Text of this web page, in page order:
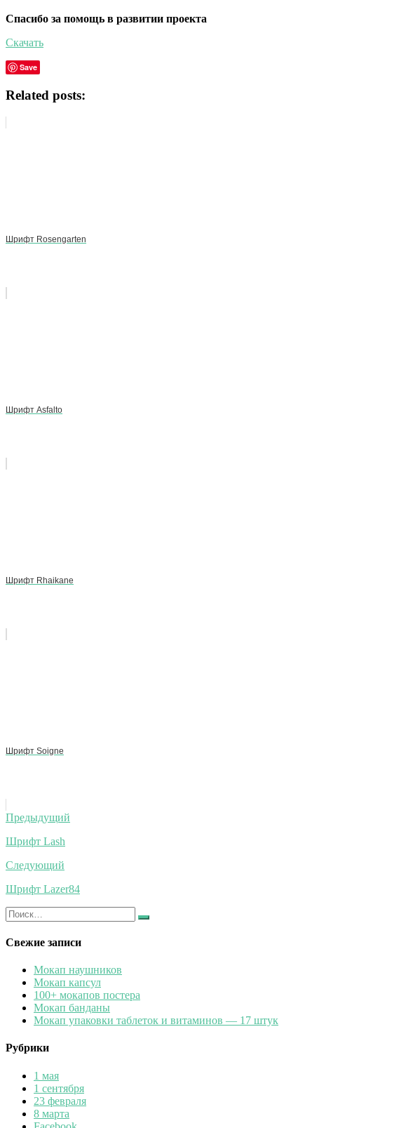
Спасибо за помощь в развитии проекта
Скачать
Save
Related posts:
Шрифт Rosengarten
Шрифт Asfalto
Шрифт Rhaikane
Шрифт Soigne
Навигация
по
записям
Предыдущий
Шрифт Lash
Следующий
Шрифт Lazer84
Искать:
Найти
Свежие записи
Мокап наушников
Мокап капсул
100+ мокапов постера
Мокап банданы
Мокап упаковки таблеток и витаминов — 17 штук
Рубрики
1 мая
1 сентября
23 февраля
8 марта